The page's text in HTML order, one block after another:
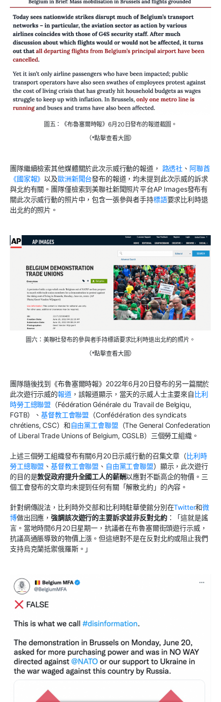
圖五：《布魯塞爾時報》6月20日發布的報道截圖。
（*點擊查看大圖）
團隊繼續檢索其他媒體關於此次示威行動的報道， 路透社 、 阿聯酋
《國家報》以及歐洲新聞台發布的報道，均未提到此次示威的訴求
與北約有關。團隊僅檢索到美聯社新聞照片平台AP Images發布有
關此次示威行動的照片中，包含一張參與者手持標語要求比利時退
出北約的照片。
圖六：美聯社發布的參與者手持標語要求比利時退出北約的照片。
（*點擊查看大圖）
團隊隨後找到《布魯塞爾時報》2022年6月20日發布的另一篇關於
此次遊行示威的報道，該報道顯示，當天的示威人士主要來自 比利
時勞工總聯盟 （Fédération Générale du Travail de Belgiqu,
FGTB）、基督教工會聯盟 （Confédération des syndicats
chrétiens, CSC）和自由黨工會聯盟 （The General Confederation
of Liberal Trade Unions of Belgium, CGSLB）三個勞工組織。
上述三個勞工組織發布有關6月20日示威行動的召集文章（比利時
勞工總聯盟 、基督教工會聯盟 、 自由黨工會聯盟）顯示，此次遊行
的目的是敦促政府提升全國工人的薪酬以應對不斷高企的物價。三
個工會發布的文章均未提到任何有關「解散北約」的內容。
針對網傳說法，比利時外交部和比利時駐華使館分別在Twitter和微
博做出回應，強調該次遊行的主要訴求並非反對北約：「這就是謠
言。當地時間6月20日星期一，抗議者在布魯塞爾街頭遊行示威，
抗議高通脹導致的物價上漲。但這絕對不是在反對北約或阻止我們
支持烏克蘭抵禦俄羅斯。」